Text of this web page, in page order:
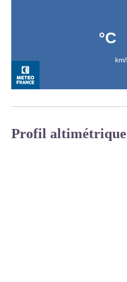
Profil altimétrique